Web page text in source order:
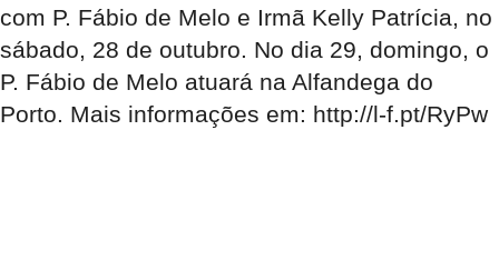
com P. Fábio de Melo e Irmã Kelly Patrícia, no
sábado, 28 de outubro. No dia 29, domingo, o
P. Fábio de Melo atuará na Alfandega do
Porto. Mais informações em: http://l-f.pt/RyPw